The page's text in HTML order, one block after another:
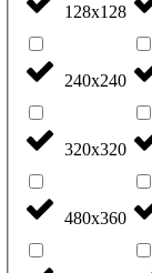
128x128
240x240
320x320
480x360